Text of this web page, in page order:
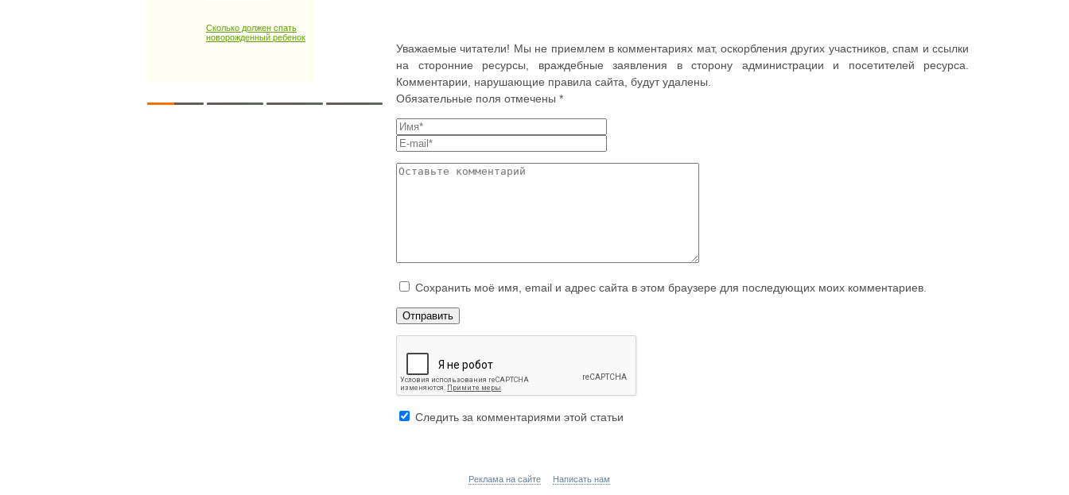
Сколько должен спать
новорожденный ребенок
Уважаемые читатели! Мы не приемлем в комментариях мат, оскорбления других участников, спам и ссылки
на сторонние ресурсы, враждебные заявления в сторону администрации и посетителей ресурса.
Комментарии, нарушающие правила сайта, будут удалены.
Обязательные поля отмечены *
Сохранить моё имя, email и адрес сайта в этом браузере для последующих моих комментариев.
Следить за комментариями этой статьи
Реклама на сайте Написать нам